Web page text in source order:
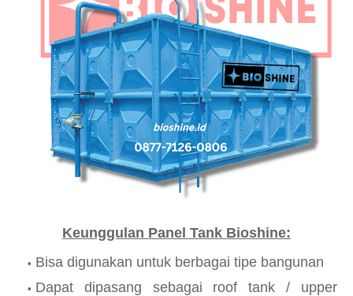
Keunggulan Panel Tank Bioshine:
Bisa digunakan untuk berbagai tipe bangunan
Dapat dipasang sebagai roof tank / upper